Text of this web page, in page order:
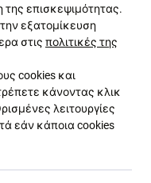
πληροφορίες σχετικά
μας. Ταυτόχρονα,
ότι είμαι
επισκεψιμότητας.
εξατομίκευση
στις πολιτικές της
cookies και
κάνοντας κλικ
λειτουργίες
εάν κάποια cookies